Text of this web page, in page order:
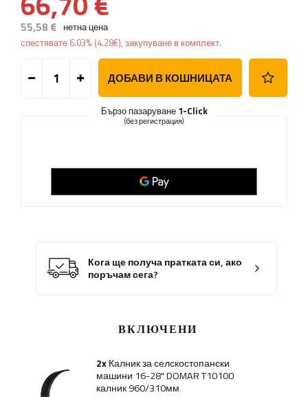
55,58 € нетна цена
спестявате 6.03% (4.28€), закупуване в комплект.
ДОБАВИ В КОШНИЦАТА
Бързо пазаруване 1-Click
(без регистрация)
Кога ще получа пратката си, ако
поръчам сега?
ВКЛЮЧЕНИ
2xКалник за селскостопански
машини 16-28" DOMAR T10100
калник 960/310мм